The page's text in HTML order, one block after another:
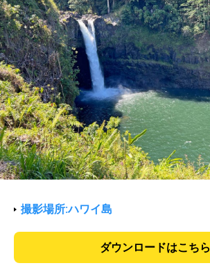
撮影場所:ハワイ島
ダウンロードはこちら